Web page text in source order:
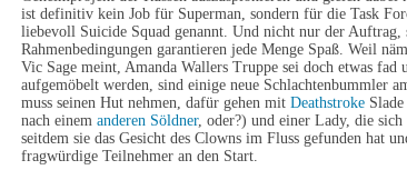
ist definitiv kein Job für Superman, sondern für die Task
liebevoll Suicide Squad genannt. Und nicht nur der Auftrag,
Rahmenbedingungen garantieren jede Menge Spaß. Weil
Vic Sage meint, Amanda Wallers Truppe sei doch etwas fad
aufgemöbelt werden, sind einige neue Schlachtenbummler
muss seinen Hut nehmen, dafür gehen mit Deathstroke
nach einem anderen Söldner, oder?) und einer Lady, die
seitdem sie das Gesicht des Clowns im Fluss gefunden hat
fragwürdige Teilnehmer an den Start.